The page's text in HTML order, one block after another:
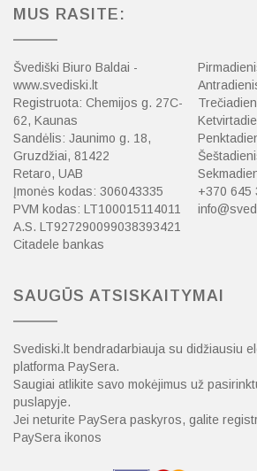
MUS RASITE:
Švediški Biuro Baldai -
www.svediski.lt
Registruota: Chemijos g. 27C-
62, Kaunas
Sandėlis: Jaunimo g. 18,
Gruzdžiai, 81422
Retaro, UAB
Įmonės kodas: 306043335
PVM kodas: LT100015114011
A.S. LT927290099038393421
Citadele bankas
+370 645
SAUGŪS ATSISKAITYMAI
Svediski.lt bendradarbiauja su didžiausiu
platforma PaySera.
Saugiai atlikite savo mokėjimus už
puslapyje.
Jei neturite PaySera paskyros, galite
PaySera ikonos